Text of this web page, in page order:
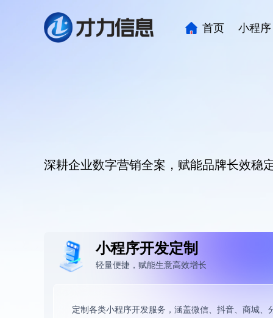
首页 小程序
深耕企业数字营销全案，赋能品牌长效稳
小程序开发定制
轻量便捷，赋能生意高效增长
定制各类小程序开发服务，涵盖微信、抖音、商城、